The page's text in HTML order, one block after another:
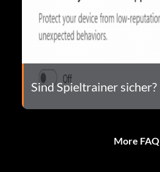
Sind Spieltrainer sicher?
More FAQ